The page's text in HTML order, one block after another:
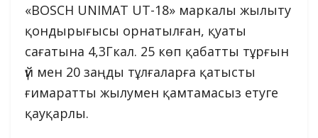
«BOSCH UNIMAT UT-18» маркалы жылыту
қондырығысы орнатылған, қуаты
сағатына 4,3Гкал. 25 көп қабатты тұрғын
үй мен 20 заңды тұлғаларға қатысты
ғимаратты жылумен қамтамасыз етуге
қауқарлы.